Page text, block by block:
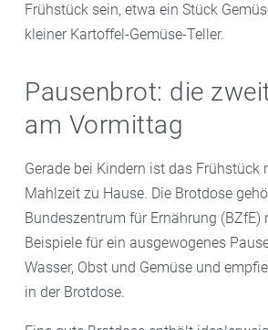
Frühstück sein, etwa ein Stück
kleiner Kartoffel-Gemüse-Teller.
Pausenbrot: die
am Vormittag
Gerade bei Kindern ist das Frühstück
Mahlzeit zu Hause. Die Brotdose
Bundeszentrum für Ernährung (BZfE)
Beispiele für ein ausgewogenes
Wasser, Obst und Gemüse und
in der Brotdose.